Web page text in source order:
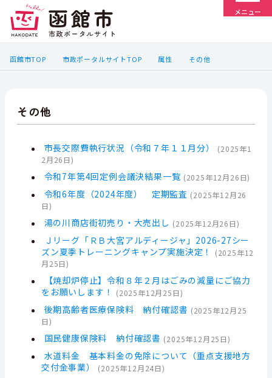
メニュー
函館市TOP 市政ポータルサイトTOP 属性 その他
その他
市長交際費執行状況（令和７年１１月分） (2025年1
2月26日)
令和7年第4回定例会議決結果一覧 (2025年12月26日)
令和6年度（2024年度） 定期監査 (2025年12月26
日)
湯の川商店街初売り・大売出し (2025年12月26日)
Ｊリーグ「ＲＢ大宮アルディージャ」2026-27シー
ズン夏季トレーニングキャンプ実施決定！
(2025年12
月25日)
【焼却炉停止】令和８年２月はごみの減量にご協力
をお願いします！
(2025年12月25日)
後期高齢者医療保険料 納付確認書 (2025年12月25
日)
国民健康保険料 納付確認書 (2025年12月25日)
水道料金 基本料金の免除について（重点支援地方
交付金事業）
(2025年12月24日)